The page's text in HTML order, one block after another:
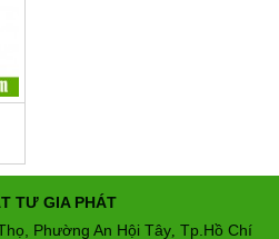
TƯ GIA PHÁT
Phường An Hội Tây, Tp.Hồ Chí